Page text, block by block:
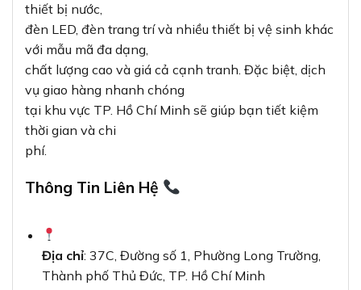
thiết bị nước,
đèn LED, đèn trang trí và nhiều thiết bị vệ sinh khác
với mẫu mã đa dạng,
chất lượng cao và giá cả cạnh tranh. Đặc biệt, dịch
vụ giao hàng nhanh chóng
tại khu vực TP. Hồ Chí Minh sẽ giúp bạn tiết kiệm
thời gian và chi
phí.
Thông Tin Liên Hệ
Địa chỉ: 37C, Đường số 1, Phường Long Trường,
Thành phố Thủ Đức, TP. Hồ Chí Minh